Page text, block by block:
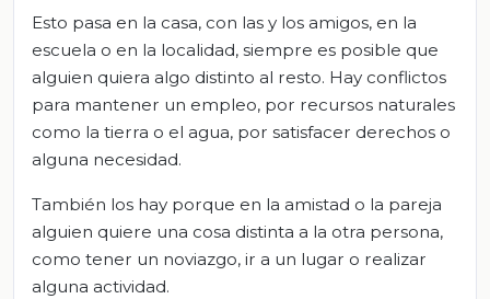
Esto pasa en la casa, con las y los amigos, en la
escuela o en la localidad, siempre es posible que
alguien quiera algo distinto al resto. Hay conflictos
para mantener un empleo, por recursos naturales
como la tierra o el agua, por satisfacer derechos o
alguna necesidad.
También los hay porque en la amistad o la pareja
alguien quiere una cosa distinta a la otra persona,
como tener un noviazgo, ir a un lugar o realizar
alguna actividad.